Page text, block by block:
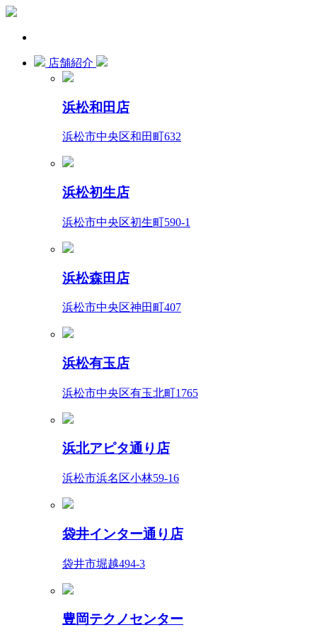
店舗紹介
浜松和田店
浜松市中央区和田町632
浜松初生店
浜松市中央区初生町590-1
浜松森田店
浜松市中央区神田町407
浜松有玉店
浜松市中央区有玉北町1765
浜北アピタ通り店
浜松市浜名区小林59-16
袋井インター通り店
袋井市堀越494-3
豊岡テクノセンター